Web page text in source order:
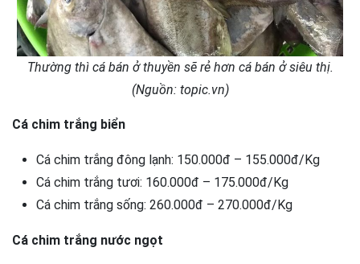
Thường thì cá bán ở thuyền sẽ rẻ hơn cá bán ở siêu thị.
(Nguồn: topic.vn)
Cá chim trắng biển
Cá chim trắng đông lạnh: 150.000đ – 155.000đ/Kg
Cá chim trắng tươi: 160.000đ – 175.000đ/Kg
Cá chim trắng sống: 260.000đ – 270.000đ/Kg
Cá chim trắng nước ngọt